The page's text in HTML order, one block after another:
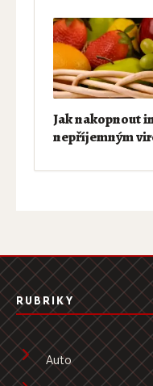
Jak nakopnout
nepříjemným
RUBRIKY
Auto